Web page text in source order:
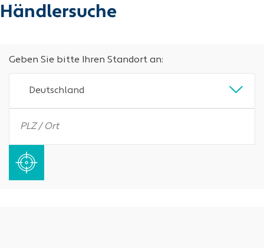
Händlersuche
Geben Sie bitte Ihren Standort an:
Deutschland